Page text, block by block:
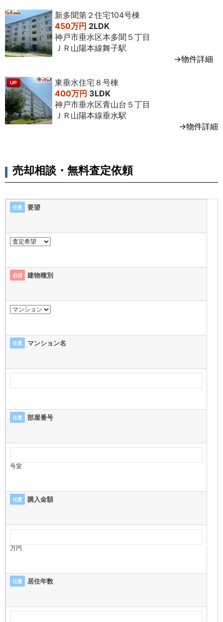
新多聞第２住宅104号棟
450万円 2LDK
神戸市垂水区本多聞５丁目
ＪＲ山陽本線舞子駅
→物件詳細
UP
東垂水住宅８号棟
400万円 3LDK
神戸市垂水区青山台５丁目
ＪＲ山陽本線垂水駅
→物件詳細
売却相談・無料査定依頼
任意 要望
必須 建物種別
任意 マンション名
任意 部屋番号
号室
任意 購入金額
万円
任意 居住年数